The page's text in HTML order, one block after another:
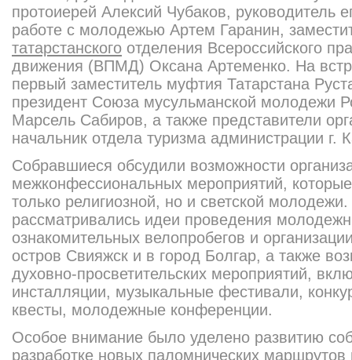
протоиерей Алексий Чубаков, руководитель
работе с молодежью Артем Гаранин,
татарстанского отделения Всероссийского
движения (ВПМД) Оксана Артеменко. На
первый заместитель муфтия Татарстана
президент Союза мусульманской молодежи
Марсель Сабиров, а также представители
начальник отдела туризма администрации
Собравшиеся обсудили возможности
межконфессиональных мероприятий,
только религиозной, но и светской
рассматривались идеи проведения
ознакомительных велопробегов и
остров Свияжск и в город Болгар, а также
духовно-просветительских мероприятий,
инсталляции, музыкальные фестивали,
квесты, молодежные конференции.
Особое внимание было уделено развитию
разработке новых паломнических